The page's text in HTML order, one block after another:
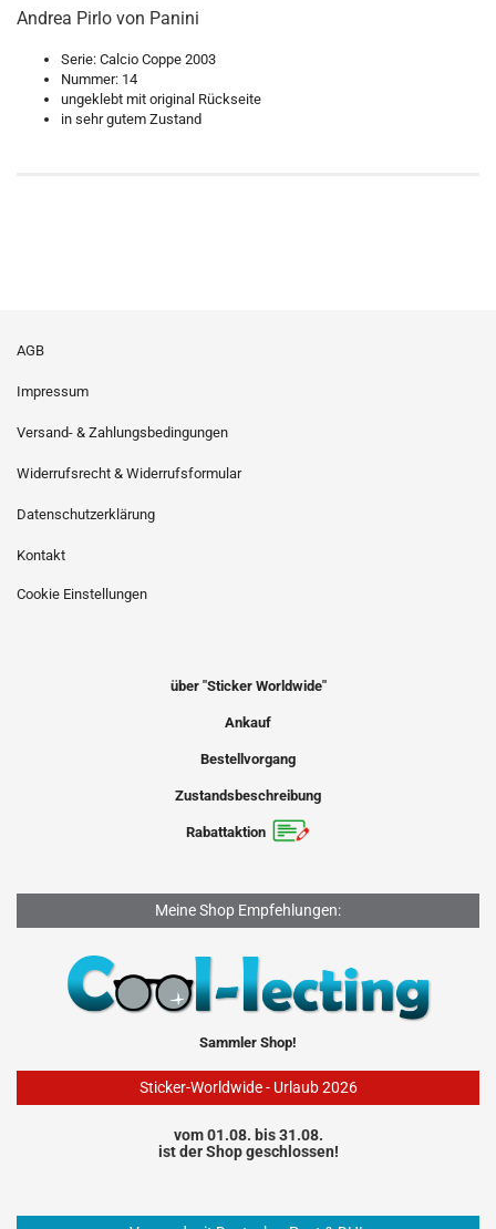
Andrea Pirlo von Panini
Serie: Calcio Coppe 2003
Nummer: 14
ungeklebt mit original Rückseite
in sehr gutem Zustand
AGB
Impressum
Versand- & Zahlungsbedingungen
Widerrufsrecht & Widerrufsformular
Datenschutzerklärung
Kontakt
Cookie Einstellungen
über "Sticker Worldwide"
Ankauf
Bestellvorgang
Zustandsbeschreibung
Rabattaktion
Meine Shop Empfehlungen:
Sammler Shop!
Sticker-Worldwide - Urlaub 2026
vom 01.08. bis 31.08.
ist der Shop geschlossen!